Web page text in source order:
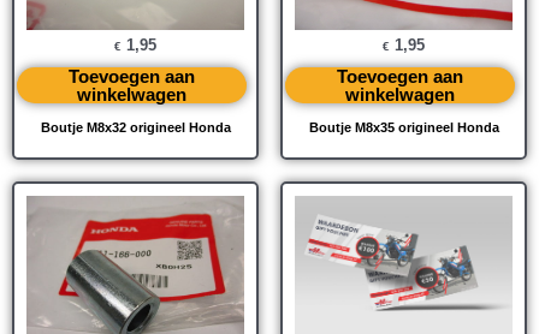
Boutje M8x32 origineel Honda
€ 1,95
Toevoegen aan
winkelwagen
Boutje M8x35 origineel Honda
€ 1,95
Toevoegen aan
winkelwagen